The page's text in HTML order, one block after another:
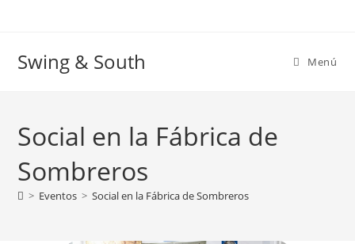
Swing & South Menú
Social en la Fábrica de
Sombreros
> Eventos > Social en la Fábrica de Sombreros